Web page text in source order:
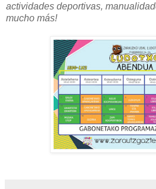
actividades deportivas,
mucho más!